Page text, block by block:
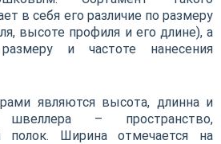
в себя его различие по размеру
высоте профиля и его длине), а
и частоте нанесения
являются высота, длинна и
– пространство,
полок. Ширина отмечается на